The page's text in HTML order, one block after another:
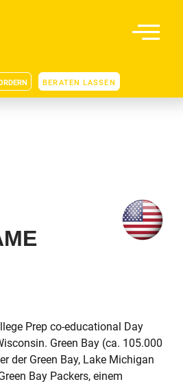
BERATEN LASSEN
Prep co-educational Day
Green Bay (ca. 105.000
der Green Bay, Lake Michigan
Bay Packers, einem